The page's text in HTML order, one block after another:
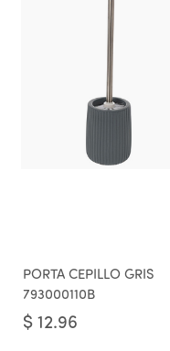
PORTA CEPILLO GRIS
793000110B
$ 12.96